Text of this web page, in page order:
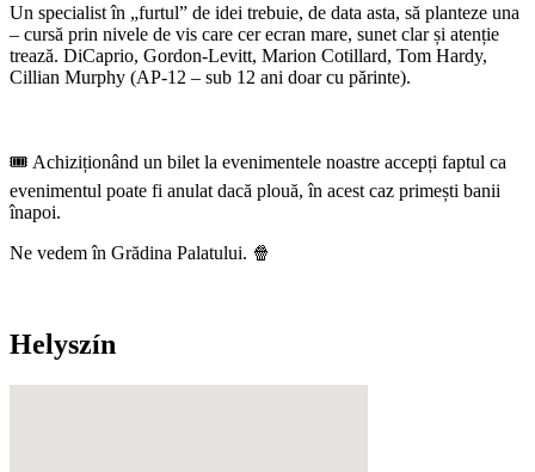
Un specialist în „furtul” de idei trebuie, de data asta, să planteze una
– cursă prin nivele de vis care cer ecran mare, sunet clar și atenție
trează. DiCaprio, Gordon-Levitt, Marion Cotillard, Tom Hardy,
Cillian Murphy (AP-12 – sub 12 ani doar cu părinte).
🎟️ Achiziționând un bilet la evenimentele noastre accepți faptul ca
evenimentul poate fi anulat dacă plouă, în acest caz primești banii
înapoi.
Ne vedem în Grădina Palatului. 🍿
Helyszín